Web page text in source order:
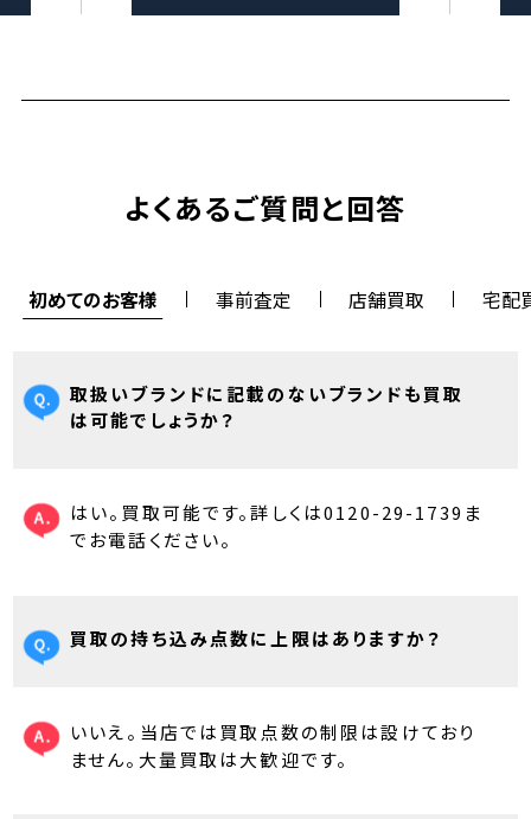
よくあるご質問と回答
初めてのお客様 事前査定 店舗買取 宅配
取扱いブランドに記載のないブランドも買取
は可能でしょうか？
はい。買取可能です。詳しくは0120-29-1739ま
でお電話ください。
買取の持ち込み点数に上限はありますか？
いいえ。当店では買取点数の制限は設けており
ません。大量買取は大歓迎です。